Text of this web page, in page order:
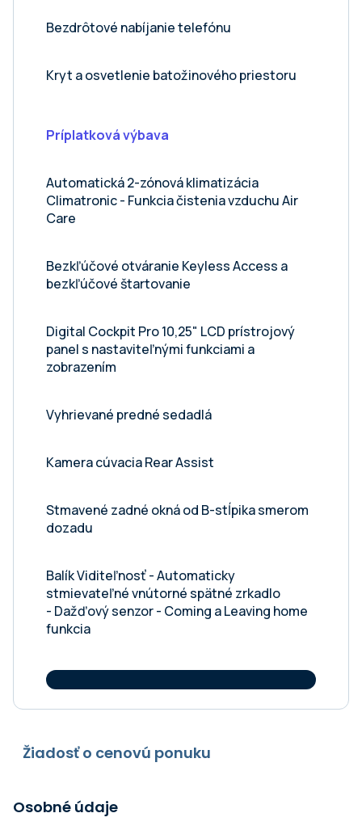
Bezdrôtové nabíjanie telefónu
Kryt a osvetlenie batožinového priestoru
Príplatková výbava
Automatická 2-zónová klimatizácia
Climatronic - Funkcia čistenia vzduchu Air
Care
Bezkľúčové otváranie Keyless Access a
bezkľúčové štartovanie
Digital Cockpit Pro 10,25" LCD prístrojový
panel s nastaviteľnými funkciami a
zobrazením
Vyhrievané predné sedadlá
Kamera cúvacia Rear Assist
Stmavené zadné okná od B-stĺpika smerom
dozadu
Balík Viditeľnosť - Automaticky
stmievateľné vnútorné spätné zrkadlo
- Dažďový senzor - Coming a Leaving home
funkcia
Žiadosť o cenovú ponuku
Osobné údaje